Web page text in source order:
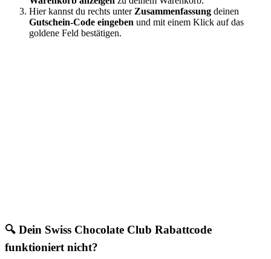
Hier kannst du rechts unter Zusammenfassung deinen
Gutschein-Code eingeben und mit einem Klick auf das
goldene Feld bestätigen.
🔍 Dein Swiss Chocolate Club Rabattcode
funktioniert nicht?